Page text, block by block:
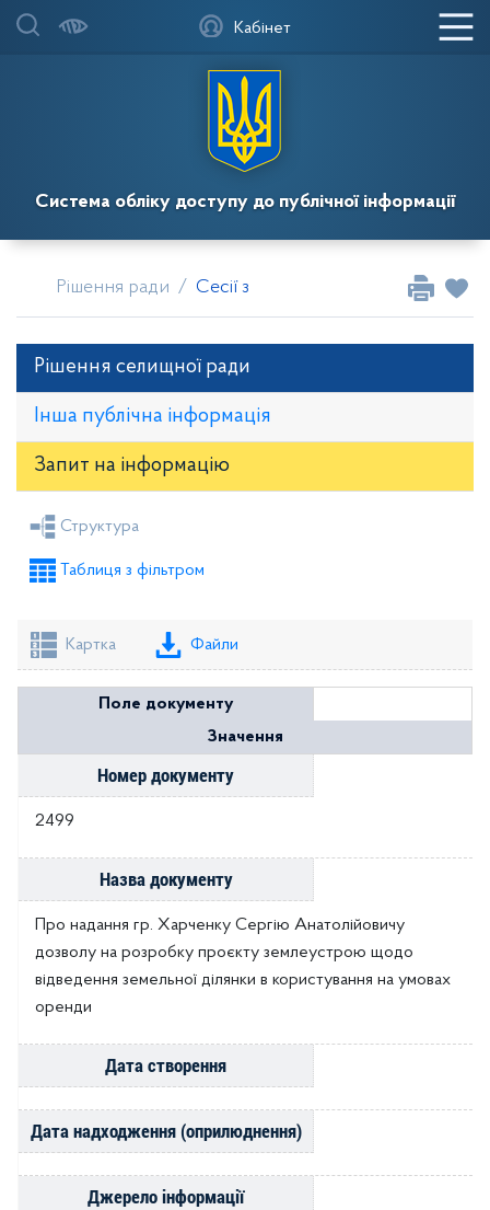
Система обліку доступу до публічної інформації
Кабінет
Рішення ради Сесії за 2026 Сесія 79 від
Рішення селищної ради
Інша публічна інформація
Запит на iнформацію
Рішення селищної ради
Розпорядження голови
Структура
Таблиця з фільтром
Картка Файли
Поле документу
Значення
Номер документу
2499
Назва документу
Про надання гр. Харченку Сергію Анатолійовичу
дозволу на розробку проєкту землеустрою щодо
відведення земельної ділянки в користування на умовах
оренди
Дата створення
Дата надходження (оприлюднення)
Джерело інформації